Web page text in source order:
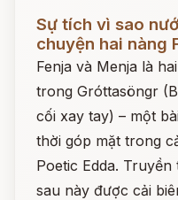
Sự tích vì sao
chuyện hai nàng
Fenja và Menja là
trong Gróttasöngr
cối xay tay) – một
thời góp mặt trong
Poetic Edda.
sau này được cải